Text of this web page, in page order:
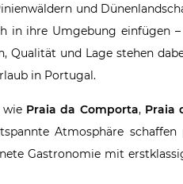
und
in ihre Umgebung
Qualität und Lage stehen
in Portugal.
wie Praia da Comporta, Praia
Atmosphäre
Gastronomie mit